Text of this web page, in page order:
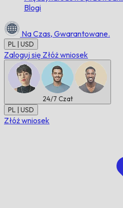
Blogi
Na Czas, Gwarantowane.
PL | USD
Zaloguj się Złóż wniosek
24/7 Czat
PL | USD
Złóż wniosek